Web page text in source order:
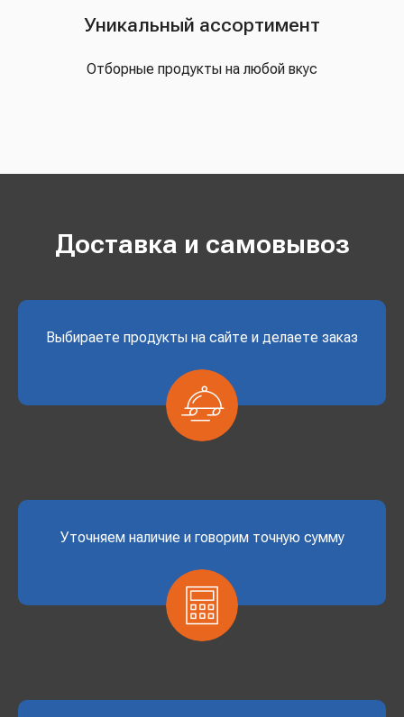
Уникальный ассортимент
Отборные продукты на любой вкус
Доставка и самовывоз
Выбираете продукты на сайте и делаете заказ
Уточняем наличие и говорим точную сумму